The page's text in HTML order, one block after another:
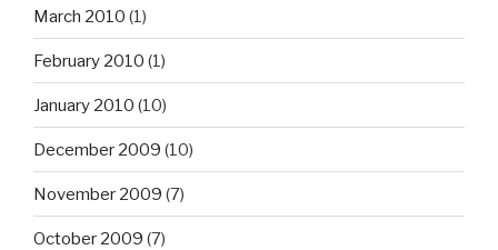
March 2010 (1)
February 2010 (1)
January 2010 (10)
December 2009 (10)
November 2009 (7)
October 2009 (7)